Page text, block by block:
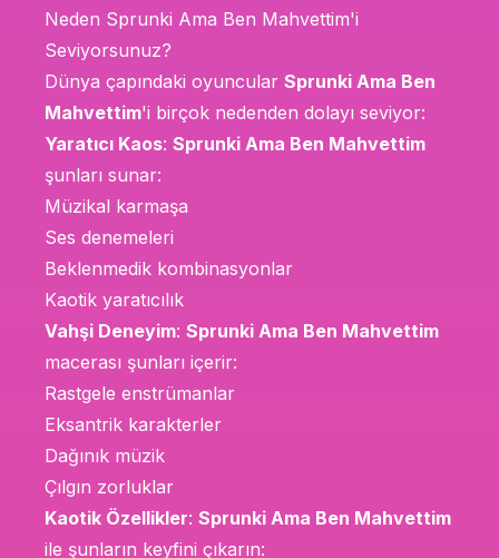
Neden Sprunki Ama Ben Mahvettim'i
Seviyorsunuz?
Dünya çapındaki oyuncular Sprunki Ama Ben
Mahvettim'i birçok nedenden dolayı seviyor:
Yaratıcı Kaos: Sprunki Ama Ben Mahvettim
şunları sunar:
Müzikal karmaşa
Ses denemeleri
Beklenmedik kombinasyonlar
Kaotik yaratıcılık
Vahşi Deneyim: Sprunki Ama Ben Mahvettim
macerası şunları içerir:
Rastgele enstrümanlar
Eksantrik karakterler
Dağınık müzik
Çılgın zorluklar
Kaotik Özellikler: Sprunki Ama Ben Mahvettim
ile şunların keyfini çıkarın: